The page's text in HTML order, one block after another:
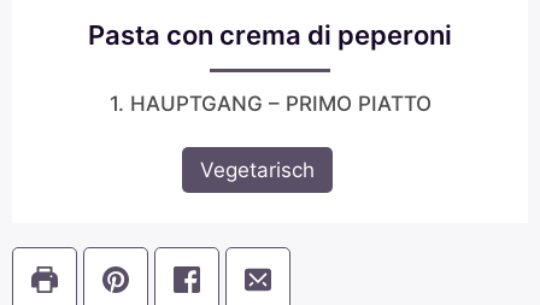
Pasta con crema di peperoni
1. HAUPTGANG – PRIMO PIATTO
Vegetarisch